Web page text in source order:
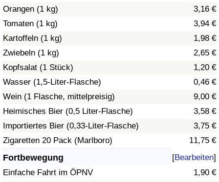
Orangen (1 kg)
3,16 €
Tomaten (1 kg)
3,94 €
Kartoffeln (1 kg)
1,98 €
Zwiebeln (1 kg)
2,65 €
Kopfsalat (1 Stück)
1,20 €
Wasser (1,5-Liter-Flasche)
0,46 €
Wein (1 Flasche, mittelpreisig)
9,00 €
Heimisches Bier (0,5 Liter-Flasche)
3,58 €
Importiertes Bier (0,33-Liter-Flasche)
3,75 €
Zigaretten 20 Pack (Marlboro)
11,75 €
Fortbewegung [Bearbeiten]
Einfache Fahrt im ÖPNV
1,90 €
Verschmutzungsindex
Umweltverschmutzungs-Index nach Land
Verkehr
Verkehrs-Index
Verkehrs-Index (aktuell)
Verkehrs-Index nach Land